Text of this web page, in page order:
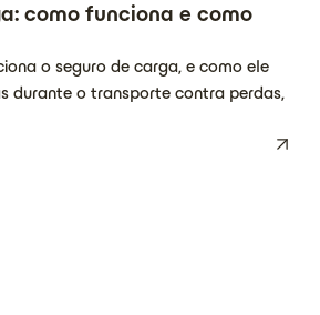
como funciona e como
o seguro de carga, e como ele
durante o transporte contra perdas,